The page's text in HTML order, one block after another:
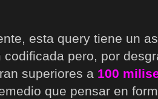
esta query tiene un
codificada pero, por
superiores a 100
que pensar en